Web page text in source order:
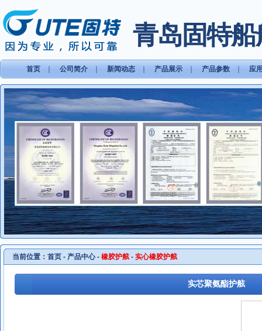
青岛固特
首页 公司简介 新闻动态 产品展示 产品参数 应
当前位置： 首页 - 产品中心- 橡胶护舷 - 实心橡胶护舷
实芯聚氨酯护舷